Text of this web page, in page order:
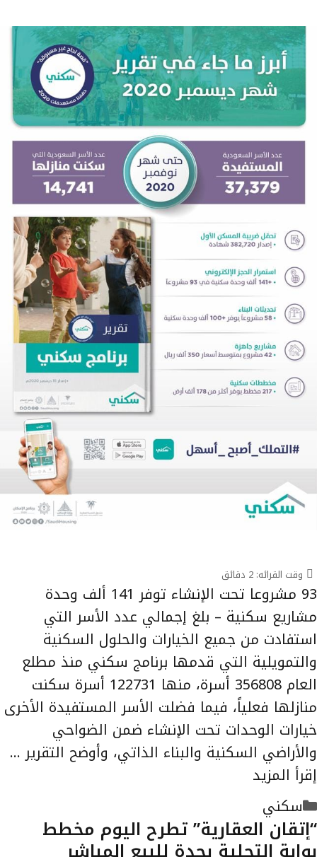
وقت القرائه: 2 دقائق
93 مشروعا تحت الإنشاء توفر 141 ألف وحدة
مشاريع سكنية – بلغ إجمالي عدد الأسر التي
استفادت من جميع الخيارات والحلول السكنية
والتمويلية التي قدمها برنامج سكني منذ مطلع
العام 356808 أسرة، منها 122731 أسرة سكنت
منازلها فعلياً، فيما فضلت الأسر المستفيدة الأخرى
خيارات الوحدات تحت الإنشاء ضمن الضواحي
والأراضي السكنية والبناء الذاتي، وأوضح التقرير …
إقرأ المزيد
التصنيفات
سكني
“إتقان العقارية” تطرح اليوم مخطط